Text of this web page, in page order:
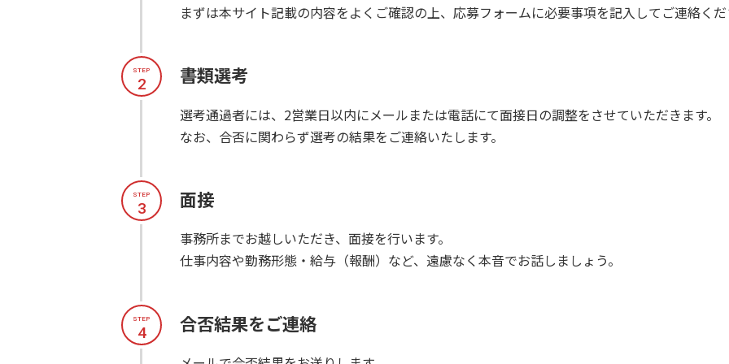
まずは本サイト記載の内容をよくご確認の上、応募フォームに必要事項を記入してご連絡く
書類選考
選考通過者には、2営業日以内にメールまたは電話にて面接日の調整をさせていただきます。
なお、合否に関わらず選考の結果をご連絡いたします。
STEP
2
面接
事務所までお越しいただき、面接を行います。
仕事内容や勤務形態・給与（報酬）など、遠慮なく本音でお話しましょう。
STEP
3
合否結果をご連絡
STEP
4